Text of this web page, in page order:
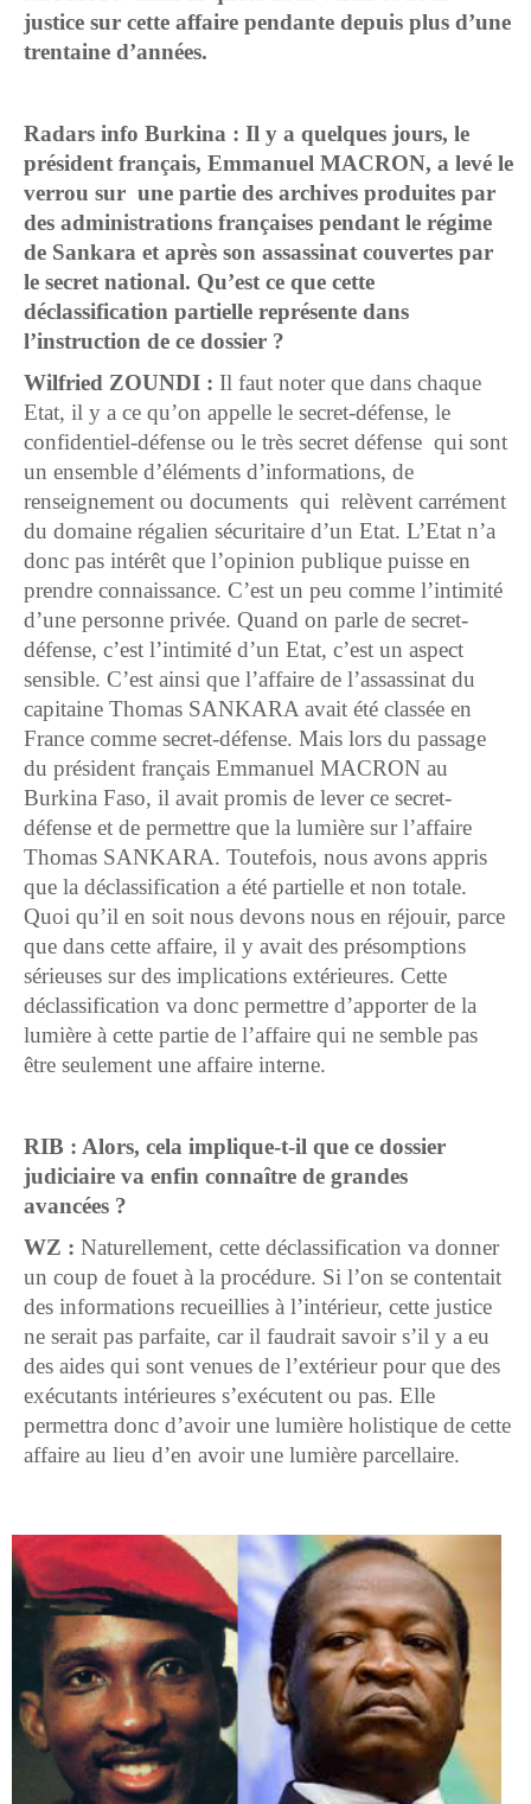
justice sur cette affaire pendante depuis plus d’une
trentaine d’années.
Radars info Burkina : Il y a quelques jours, le
président français, Emmanuel MACRON, a levé le
verrou sur une partie des archives produites par
des administrations françaises pendant le régime
de Sankara et après son assassinat couvertes par
le secret national. Qu’est ce que cette
déclassification partielle représente dans
l’instruction de ce dossier ?
Wilfried ZOUNDI : Il faut noter que dans chaque
Etat, il y a ce qu’on appelle le secret-défense, le
confidentiel-défense ou le très secret défense qui sont
un ensemble d’éléments d’informations, de
renseignement ou documents qui relèvent carrément
du domaine régalien sécuritaire d’un Etat. L’Etat n’a
donc pas intérêt que l’opinion publique puisse en
prendre connaissance. C’est un peu comme l’intimité
d’une personne privée. Quand on parle de secret-
défense, c’est l’intimité d’un Etat, c’est un aspect
sensible. C’est ainsi que l’affaire de l’assassinat du
capitaine Thomas SANKARA avait été classée en
France comme secret-défense. Mais lors du passage
du président français Emmanuel MACRON au
Burkina Faso, il avait promis de lever ce secret-
défense et de permettre que la lumière sur l’affaire
Thomas SANKARA. Toutefois, nous avons appris
que la déclassification a été partielle et non totale.
Quoi qu’il en soit nous devons nous en réjouir, parce
que dans cette affaire, il y avait des présomptions
sérieuses sur des implications extérieures. Cette
déclassification va donc permettre d’apporter de la
lumière à cette partie de l’affaire qui ne semble pas
être seulement une affaire interne.
RIB : Alors, cela implique-t-il que ce dossier
judiciaire va enfin connaître de grandes
avancées ?
WZ : Naturellement, cette déclassification va donner
un coup de fouet à la procédure. Si l’on se contentait
des informations recueillies à l’intérieur, cette justice
ne serait pas parfaite, car il faudrait savoir s’il y a eu
des aides qui sont venues de l’extérieur pour que des
exécutants intérieures s’exécutent ou pas. Elle
permettra donc d’avoir une lumière holistique de cette
affaire au lieu d’en avoir une lumière parcellaire.